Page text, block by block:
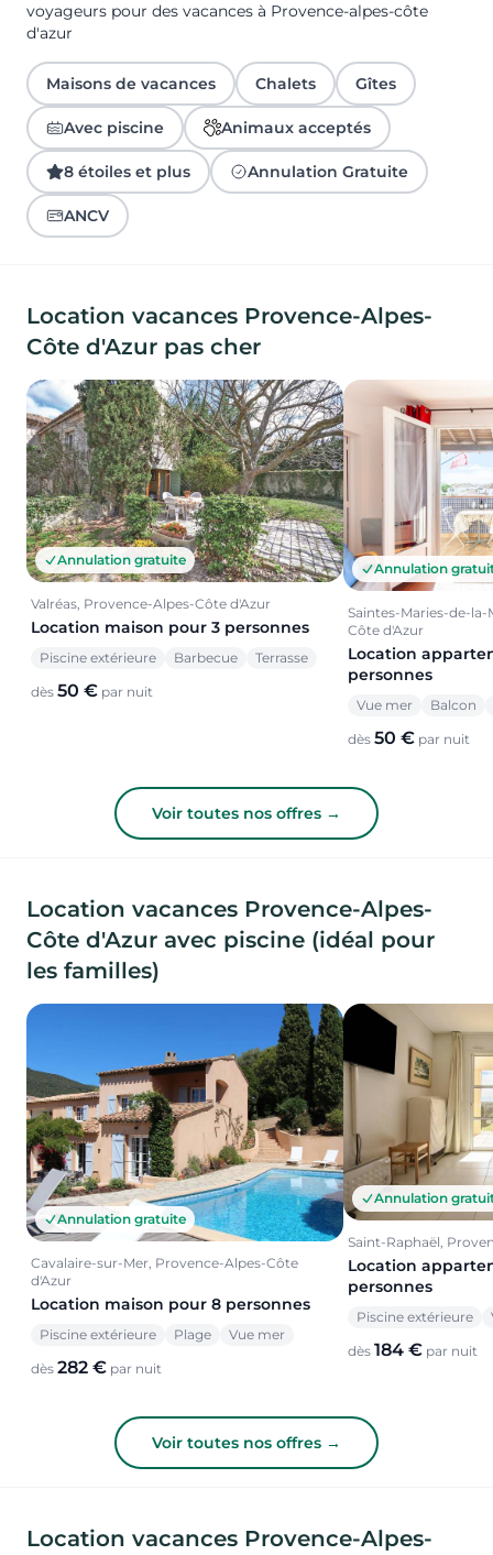
voyageurs pour des vacances à Provence-alpes-côte
d'azur
Maisons de vacances Chalets Gîtes
Avec piscine Animaux acceptés
8 étoiles et plus Annulation Gratuite
ANCV
Location vacances Provence-Alpes-
Côte d'Azur pas cher
Annulation gratuite
Valréas, Provence-Alpes-Côte d'Azur
Location maison pour 3 personnes
Piscine extérieure Barbecue Terrasse
dès 50 € par nuit
Annulation
Saintes-Maries-de-
Côte d'Azur
Location
personnes
Vue mer Balcon
dès 50 € par nuit
Voir toutes nos offres →
Location vacances Provence-Alpes-
Côte d'Azur avec piscine (idéal pour
les familles)
Annulation gratuite
Cavalaire-sur-Mer, Provence-Alpes-Côte
d'Azur
Location maison pour 8 personnes
Piscine extérieure Plage Vue mer
dès 282 € par nuit
Annulation
Saint-Raphaël,
Location
personnes
Piscine extérieure
dès 184 € par nuit
Voir toutes nos offres →
Location vacances Provence-Alpes-